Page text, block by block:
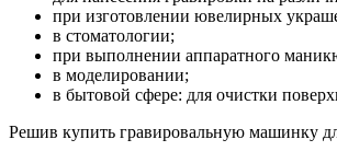
при изготовлении ювелирных
в стоматологии;
при выполнении аппаратного
в моделировании;
в бытовой сфере: для очистки
Решив купить гравировальную машинку